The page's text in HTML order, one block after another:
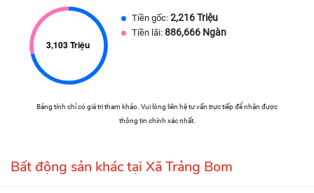
Tiền gốc: 2,216 Triệu
Tiền lãi: 886,666 Ngàn
Bảng tính chỉ có giá trị tham khảo. Vui lòng liên hệ tư vấn trực tiếp để nhận được
thông tin chính xác nhất.
Bất động sản khác tại Xã Trảng Bom